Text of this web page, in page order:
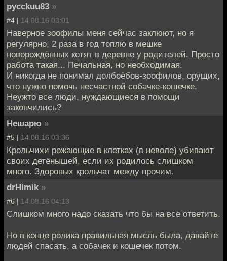
pycckuu83 »
#4 | 14.08.16 03:01
Наверное зоофилы меня сейчас заклюют, но я
регулярно, 2 раза в год топлю в мешке
новорождённых котят в деревне у родителей. Просто
работа такая... Печальная, но необходимая.
И никогда не понимал долбоёбов-зоофилов, орущих,
что нужно помочь несчастной собачке-кошечке.
Неужто все люди, нуждающиеся в помощи
закончились?
Нешарю »
#5 | 14.08.16 03:36
Крольчихи рожающие в клетках (в неволе) убивают
своих детёнышей, если их родилось слишком
много. Здоровых крольчат между прочим.
drHimik »
#6 | 14.08.16 04:13
Слишком много надо сказать что бы на все ответить.
Но в конце ролика правильная мысль была, давайте
людей спасать, а собачек и кошечек потом.